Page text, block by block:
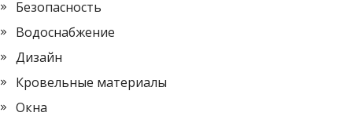
Безопасность
Водоснабжение
Дизайн
Кровельные материалы
Окна